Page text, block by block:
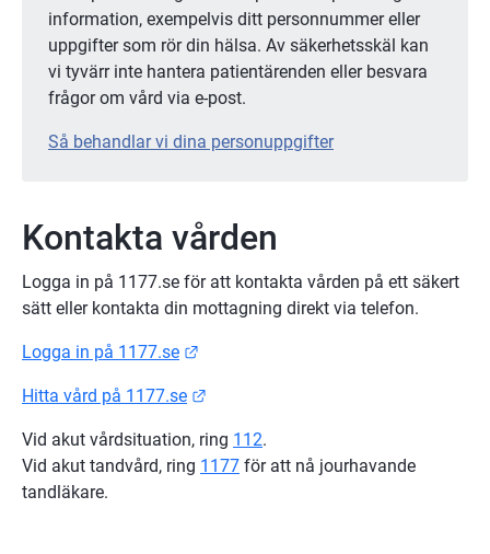
information, exempelvis ditt personnummer eller
uppgifter som rör din hälsa. Av säkerhetsskäl kan
vi tyvärr inte hantera patientärenden eller besvara
frågor om vård via e-post.
Så behandlar vi dina personuppgifter
Kontakta vården
Logga in på 1177.se för att kontakta vården på ett säkert
sätt eller kontakta din mottagning direkt via telefon.
Logga in på 1177.se
Hitta vård på 1177.se
Vid akut vårdsituation, ring 112.
Vid akut tandvård, ring 1177 för att nå jourhavande
tandläkare.